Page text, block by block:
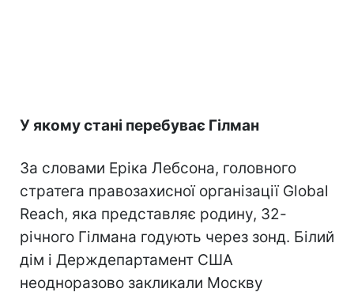
У якому стані перебуває Гілман
За словами Еріка Лебсона, головного
стратега правозахисної організації Global
Reach, яка представляє родину, 32-
річного Гілмана годують через зонд. Білий
дім і Держдепартамент США
неодноразово закликали Москву